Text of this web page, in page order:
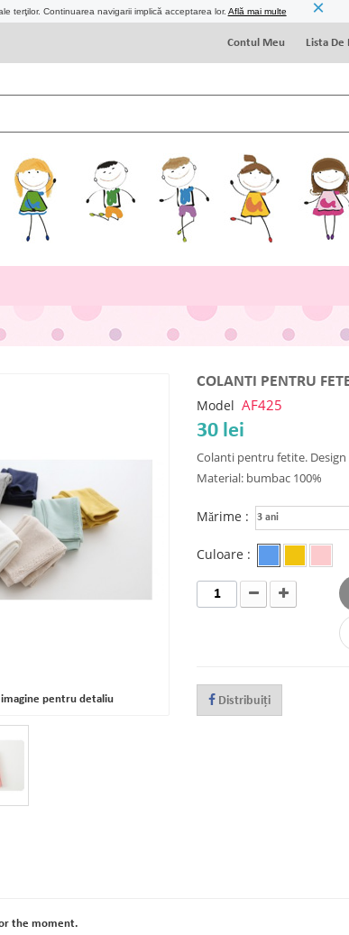
terţilor. Continuarea navigarii implică acceptarea lor. Află mai multe ×
Contul Meu Lista De
pentru detaliu
COLANTI PENTRU
Model AF425
30 lei
Colanti pentru fetite. Design
Material: bumbac 100%
Mărime : 3 ani
Culoare :
Distribuiţi
the moment.